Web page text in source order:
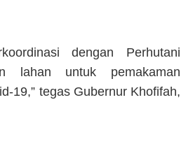
dengan Perhutani
lahan untuk pemakaman
19,” tegas Gubernur Khofifah,